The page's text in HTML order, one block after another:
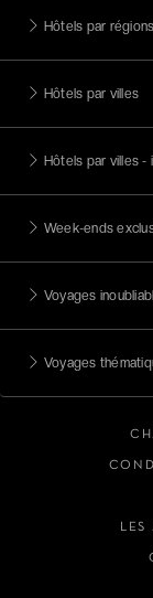
Hôtels par régions
Hôtels par villes
Hôtels par villes -
Week-ends
Voyages
Voyages
LES